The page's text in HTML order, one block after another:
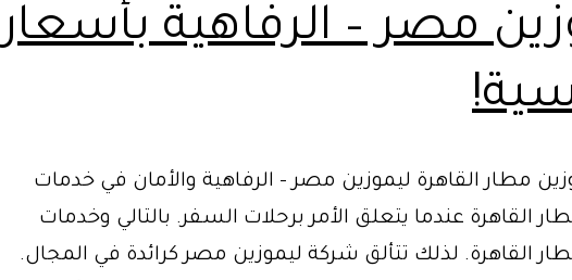
مصر – الرفاهية بأسعار
مطار القاهرة ليموزين مصر – الرفاهية والأمان في خدمات
القاهرة عندما يتعلق الأمر برحلات السفر. بالتالي وخدمات
القاهرة. لذلك تتألق شركة ليموزين مصر كرائدة في المجال.